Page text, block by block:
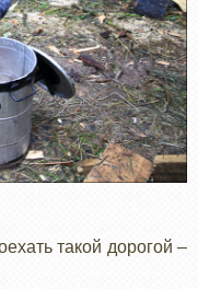
такой дорогой –